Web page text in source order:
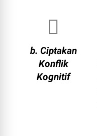
b. Ciptakan
Konflik
Kognitif